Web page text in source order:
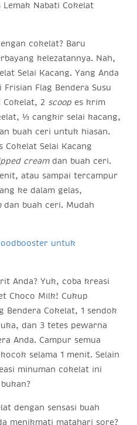
Lemak Nabati Cokelat
cokelat? Baru
kelezatannya. Nah,
Selai Kacang. Yang Anda
Frisian Flag Bendera Susu
Cokelat, 2 scoop es krim
⅓ cangkir selai kacang,
buah ceri untuk hiasan.
Cokelat Selai Kacang
cream dan buah ceri.
atau sampai tercampur
ke dalam gelas,
dan buah ceri. Mudah
untuk
Anda? Yuk, coba kreasi
Choco Milk! Cukup
Bendera Cokelat, 1 sendok
dan 3 tetes pewarna
Anda. Campur semua
selama 1 menit. Selain
minuman cokelat ini
dengan sensasi buah
menikmati matahari sore?